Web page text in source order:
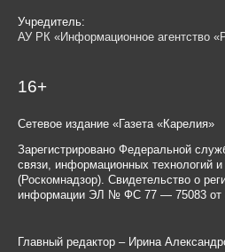
Учредитель:
АУ РК «Информационное агентство
16+
Сетевое издание «Газета «Карелия»
Зарегистрировано Федеральной
связи, информационных технологий
(Роскомнадзор). Свидетельство о
информации ЭЛ № ФС 77 — 75083 от
Главный редактор – Ирина